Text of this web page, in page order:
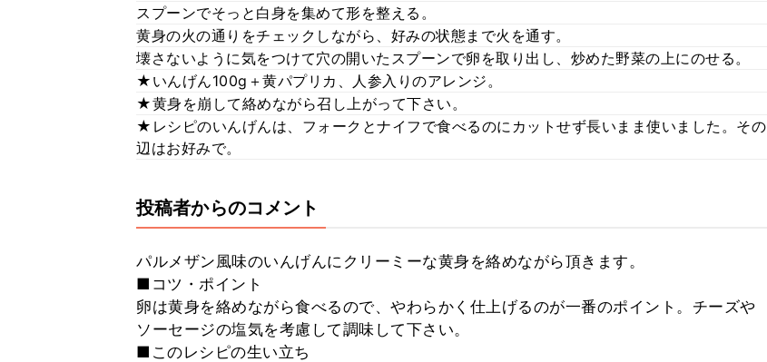
スプーンでそっと白身を集めて形を整える。
黄身の火の通りをチェックしながら、好みの状態まで火を通す。
壊さないように気をつけて穴の開いたスプーンで卵を取り出し、炒めた野菜の上にのせる。
★いんげん100g＋黄パプリカ、人参入りのアレンジ。
★黄身を崩して絡めながら召し上がって下さい。
★レシピのいんげんは、フォークとナイフで食べるのにカットせず長いまま使いました。その
辺はお好みで。
投稿者からのコメント
パルメザン風味のいんげんにクリーミーな黄身を絡めながら頂きます。
■コツ・ポイント
卵は黄身を絡めながら食べるので、やわらかく仕上げるのが一番のポイント。チーズや
ソーセージの塩気を考慮して調味して下さい。
■このレシピの生い立ち